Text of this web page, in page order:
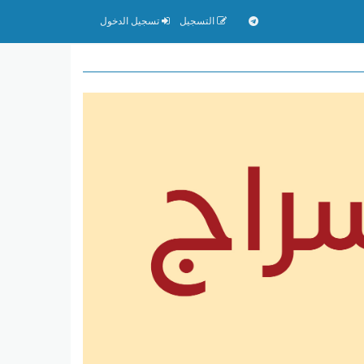
التسجيل تسجيل الدخول